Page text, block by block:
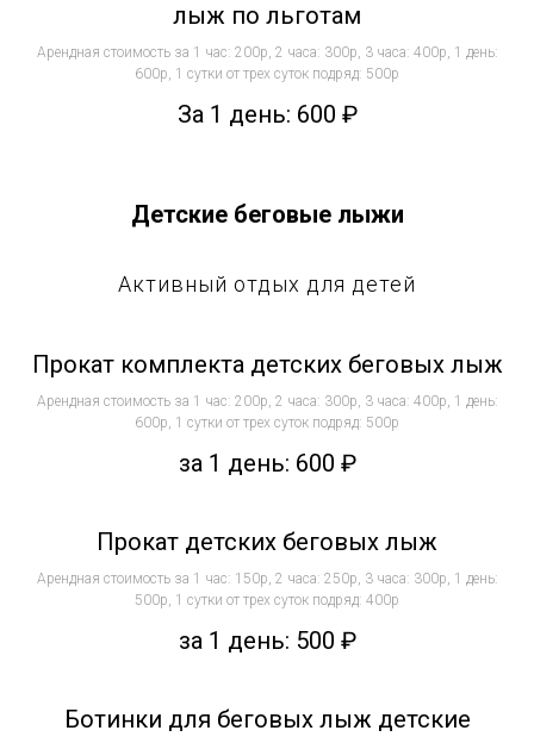
лыж по льготам
Арендная стоимость за 1 час: 200р, 2 часа: 300р, 3 часа: 400р, 1 день:
600р, 1 сутки от трех суток подряд: 500р
За 1 день: 600 ₽
Детские беговые лыжи
Активный отдых для детей
Прокат комплекта детских беговых лыж
Арендная стоимость за 1 час: 200р, 2 часа: 300р, 3 часа: 400р, 1 день:
600р, 1 сутки от трех суток подряд: 500р
за 1 день: 600 ₽
Прокат детских беговых лыж
Арендная стоимость за 1 час: 150р, 2 часа: 250р, 3 часа: 300р, 1 день:
500р, 1 сутки от трех суток подряд: 400р
за 1 день: 500 ₽
Ботинки для беговых лыж детские